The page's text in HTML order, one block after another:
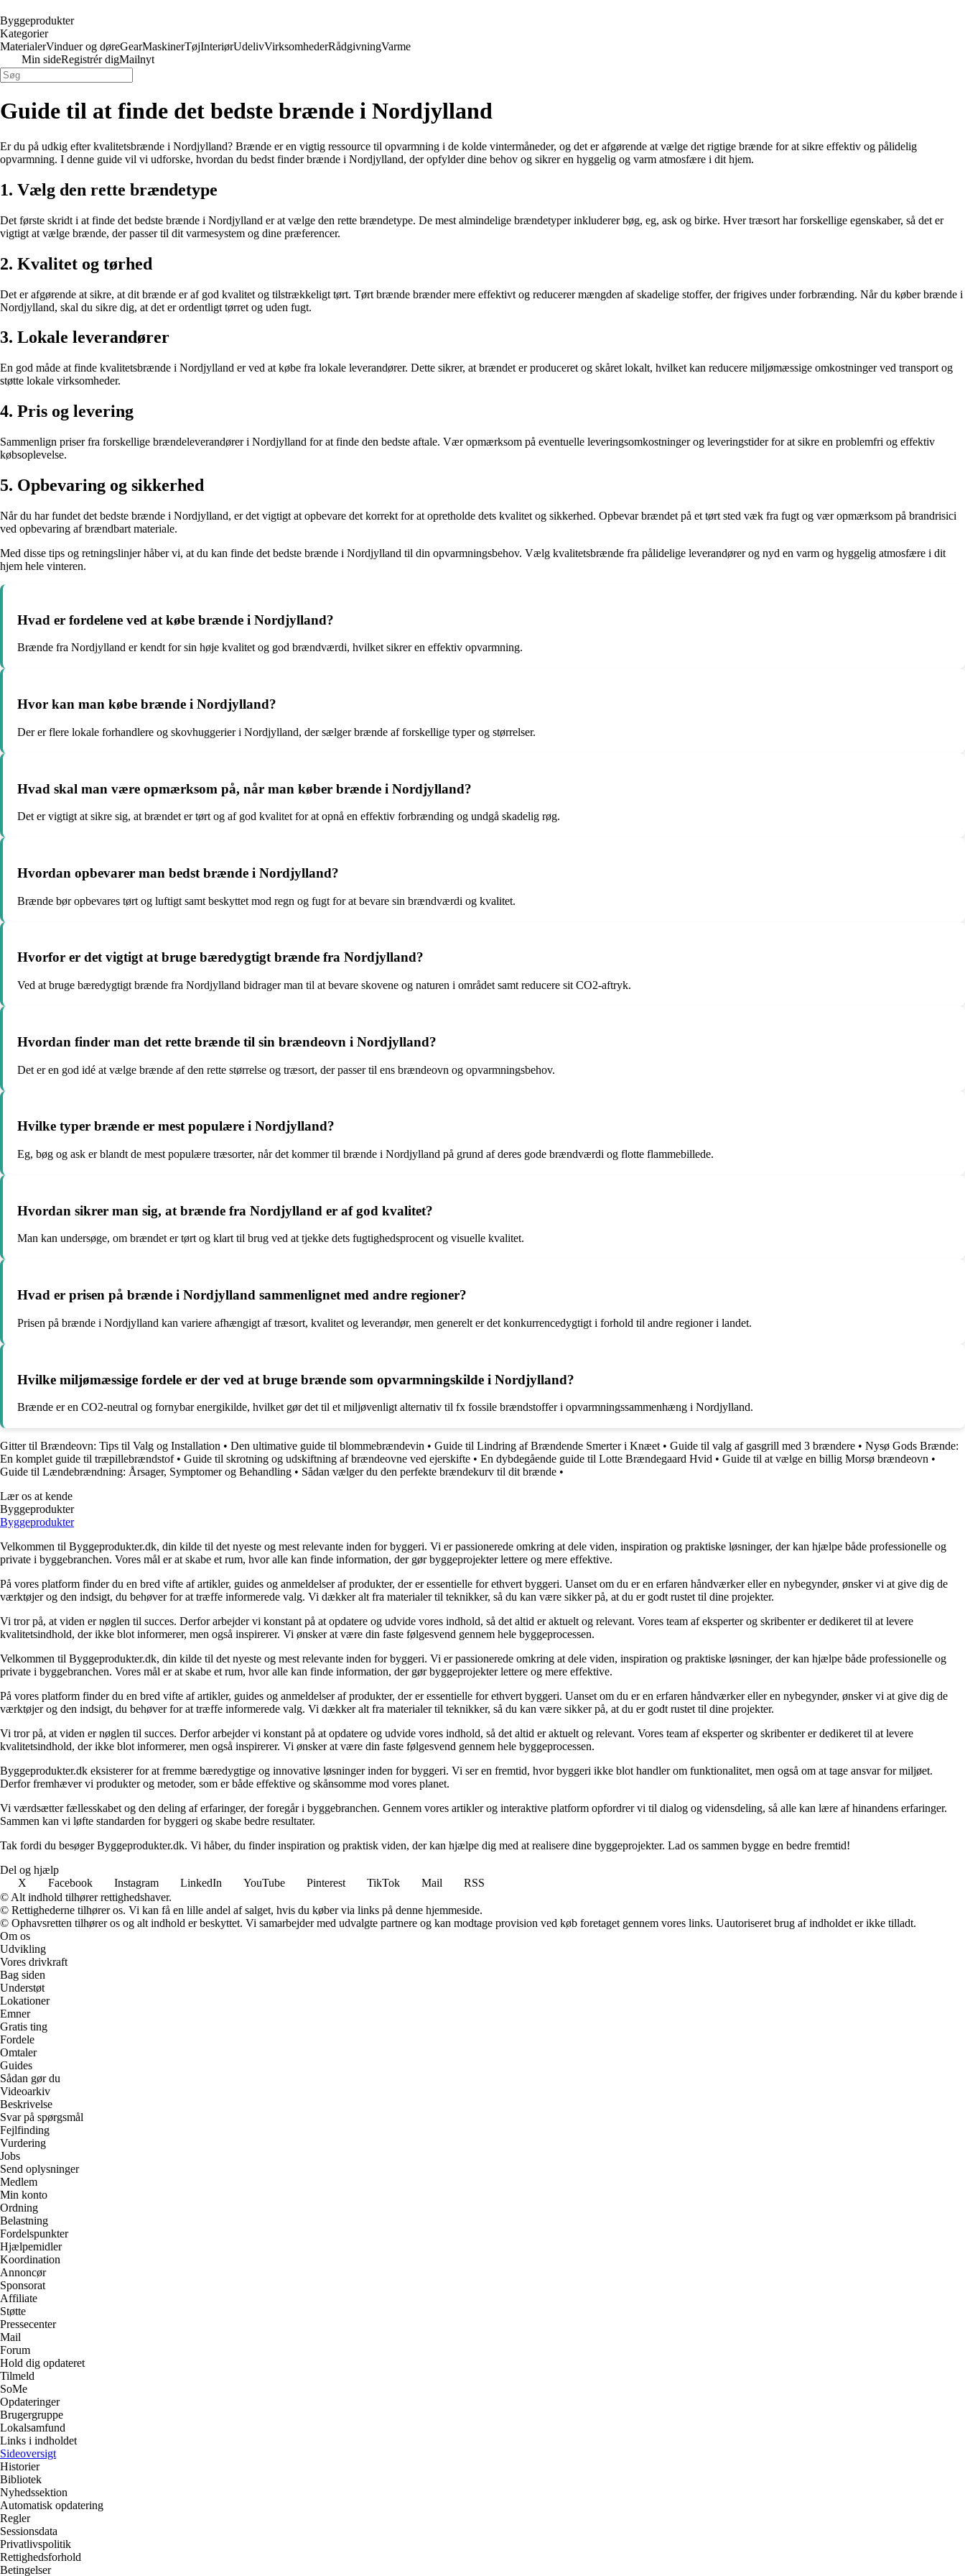
Byggeprodukter
Kategorier
MaterialerVinduer og døreGearMaskinerTøjInteriørUdelivVirksomhederRådgivningVarme
Min sideRegistrér digMailnyt
Guide til at finde det bedste brænde i Nordjylland
Er du på udkig efter kvalitetsbrænde i Nordjylland? Brænde er en vigtig ressource til opvarmning i de kolde vintermåneder, og det er afgørende at vælge det rigtige brænde for at sikre effektiv og pålidelig
opvarmning. I denne guide vil vi udforske, hvordan du bedst finder brænde i Nordjylland, der opfylder dine behov og sikrer en hyggelig og varm atmosfære i dit hjem.
1. Vælg den rette brændetype
Det første skridt i at finde det bedste brænde i Nordjylland er at vælge den rette brændetype. De mest almindelige brændetyper inkluderer bøg, eg, ask og birke. Hver træsort har forskellige egenskaber, så det er
vigtigt at vælge brænde, der passer til dit varmesystem og dine præferencer.
2. Kvalitet og tørhed
Det er afgørende at sikre, at dit brænde er af god kvalitet og tilstrækkeligt tørt. Tørt brænde brænder mere effektivt og reducerer mængden af ​​skadelige stoffer, der frigives under forbrænding. Når du køber brænde i
Nordjylland, skal du sikre dig, at det er ordentligt tørret og uden fugt.
3. Lokale leverandører
En god måde at finde kvalitetsbrænde i Nordjylland er ved at købe fra lokale leverandører. Dette sikrer, at brændet er produceret og skåret lokalt, hvilket kan reducere miljømæssige omkostninger ved transport og
støtte lokale virksomheder.
4. Pris og levering
Sammenlign priser fra forskellige brændeleverandører i Nordjylland for at finde den bedste aftale. Vær opmærksom på eventuelle leveringsomkostninger og leveringstider for at sikre en problemfri og effektiv
købsoplevelse.
5. Opbevaring og sikkerhed
Når du har fundet det bedste brænde i Nordjylland, er det vigtigt at opbevare det korrekt for at opretholde dets kvalitet og sikkerhed. Opbevar brændet på et tørt sted væk fra fugt og vær opmærksom på brandrisici
ved opbevaring af brændbart materiale.
Med disse tips og retningslinjer håber vi, at du kan finde det bedste brænde i Nordjylland til din opvarmningsbehov. Vælg kvalitetsbrænde fra pålidelige leverandører og nyd en varm og hyggelig atmosfære i dit
hjem hele vinteren.
Hvad er fordelene ved at købe brænde i Nordjylland?
Brænde fra Nordjylland er kendt for sin høje kvalitet og god brændværdi, hvilket sikrer en effektiv opvarmning.
Hvor kan man købe brænde i Nordjylland?
Der er flere lokale forhandlere og skovhuggerier i Nordjylland, der sælger brænde af forskellige typer og størrelser.
Hvad skal man være opmærksom på, når man køber brænde i Nordjylland?
Det er vigtigt at sikre sig, at brændet er tørt og af god kvalitet for at opnå en effektiv forbrænding og undgå skadelig røg.
Hvordan opbevarer man bedst brænde i Nordjylland?
Brænde bør opbevares tørt og luftigt samt beskyttet mod regn og fugt for at bevare sin brændværdi og kvalitet.
Hvorfor er det vigtigt at bruge bæredygtigt brænde fra Nordjylland?
Ved at bruge bæredygtigt brænde fra Nordjylland bidrager man til at bevare skovene og naturen i området samt reducere sit CO2-aftryk.
Hvordan finder man det rette brænde til sin brændeovn i Nordjylland?
Det er en god idé at vælge brænde af den rette størrelse og træsort, der passer til ens brændeovn og opvarmningsbehov.
Hvilke typer brænde er mest populære i Nordjylland?
Eg, bøg og ask er blandt de mest populære træsorter, når det kommer til brænde i Nordjylland på grund af deres gode brændværdi og flotte flammebillede.
Hvordan sikrer man sig, at brænde fra Nordjylland er af god kvalitet?
Man kan undersøge, om brændet er tørt og klart til brug ved at tjekke dets fugtighedsprocent og visuelle kvalitet.
Hvad er prisen på brænde i Nordjylland sammenlignet med andre regioner?
Prisen på brænde i Nordjylland kan variere afhængigt af træsort, kvalitet og leverandør, men generelt er det konkurrencedygtigt i forhold til andre regioner i landet.
Hvilke miljømæssige fordele er der ved at bruge brænde som opvarmningskilde i Nordjylland?
Brænde er en CO2-neutral og fornybar energikilde, hvilket gør det til et miljøvenligt alternativ til fx fossile brændstoffer i opvarmningssammenhæng i Nordjylland.
Gitter til Brændeovn: Tips til Valg og Installation • Den ultimative guide til blommebrændevin • Guide til Lindring af Brændende Smerter i Knæet • Guide til valg af gasgrill med 3 brændere • Nysø Gods Brænde:
En komplet guide til træpillebrændstof• Guide til skrotning og udskiftning af brændeovne ved ejerskifte • En dybdegående guide til Lotte Brændegaard Hvid • Guide til at vælge en billig Morsø brændeovn •
Guide til Lændebrændning: Årsager, Symptomer og Behandling • Sådan vælger du den perfekte brændekurv til dit brænde •
Lær os at kende
Byggeprodukter
Byggeprodukter
Velkommen til Byggeprodukter.dk, din kilde til det nyeste og mest relevante inden for byggeri. Vi er passionerede omkring at dele viden, inspiration og praktiske løsninger, der kan hjælpe både professionelle og
private i byggebranchen. Vores mål er at skabe et rum, hvor alle kan finde information, der gør byggeprojekter lettere og mere effektive.
På vores platform finder du en bred vifte af artikler, guides og anmeldelser af produkter, der er essentielle for ethvert byggeri. Uanset om du er en erfaren håndværker eller en nybegynder, ønsker vi at give dig de
værktøjer og den indsigt, du behøver for at træffe informerede valg. Vi dækker alt fra materialer til teknikker, så du kan være sikker på, at du er godt rustet til dine projekter.
Vi tror på, at viden er nøglen til succes. Derfor arbejder vi konstant på at opdatere og udvide vores indhold, så det altid er aktuelt og relevant. Vores team af eksperter og skribenter er dedikeret til at levere
kvalitetsindhold, der ikke blot informerer, men også inspirerer. Vi ønsker at være din faste følgesvend gennem hele byggeprocessen.
Velkommen til Byggeprodukter.dk, din kilde til det nyeste og mest relevante inden for byggeri. Vi er passionerede omkring at dele viden, inspiration og praktiske løsninger, der kan hjælpe både professionelle og
private i byggebranchen. Vores mål er at skabe et rum, hvor alle kan finde information, der gør byggeprojekter lettere og mere effektive.
På vores platform finder du en bred vifte af artikler, guides og anmeldelser af produkter, der er essentielle for ethvert byggeri. Uanset om du er en erfaren håndværker eller en nybegynder, ønsker vi at give dig de
værktøjer og den indsigt, du behøver for at træffe informerede valg. Vi dækker alt fra materialer til teknikker, så du kan være sikker på, at du er godt rustet til dine projekter.
Vi tror på, at viden er nøglen til succes. Derfor arbejder vi konstant på at opdatere og udvide vores indhold, så det altid er aktuelt og relevant. Vores team af eksperter og skribenter er dedikeret til at levere
kvalitetsindhold, der ikke blot informerer, men også inspirerer. Vi ønsker at være din faste følgesvend gennem hele byggeprocessen.
Byggeprodukter.dk eksisterer for at fremme bæredygtige og innovative løsninger inden for byggeri. Vi ser en fremtid, hvor byggeri ikke blot handler om funktionalitet, men også om at tage ansvar for miljøet.
Derfor fremhæver vi produkter og metoder, som er både effektive og skånsomme mod vores planet.
Vi værdsætter fællesskabet og den deling af erfaringer, der foregår i byggebranchen. Gennem vores artikler og interaktive platform opfordrer vi til dialog og vidensdeling, så alle kan lære af hinandens erfaringer.
Sammen kan vi løfte standarden for byggeri og skabe bedre resultater.
Tak fordi du besøger Byggeprodukter.dk. Vi håber, du finder inspiration og praktisk viden, der kan hjælpe dig med at realisere dine byggeprojekter. Lad os sammen bygge en bedre fremtid!
Del og hjælp
X
Facebook Instagram LinkedIn YouTube Pinterest TikTok Mail
RSS
© Alt indhold tilhører rettighedshaver.
© Rettighederne tilhører os. Vi kan få en lille andel af salget, hvis du køber via links på denne hjemmeside.
© Ophavsretten tilhører os og alt indhold er beskyttet. Vi samarbejder med udvalgte partnere og kan modtage provision ved køb foretaget gennem vores links. Uautoriseret brug af indholdet er ikke tilladt.
Om os
Udvikling
Vores drivkraft
Bag siden
Understøt
Lokationer
Emner
Gratis ting
Fordele
Omtaler
Guides
Sådan gør du
Videoarkiv
Beskrivelse
Svar på spørgsmål
Fejlfinding
Vurdering
Jobs
Send oplysninger
Medlem
Min konto
Ordning
Belastning
Fordelspunkter
Hjælpemidler
Koordination
Annoncør
Sponsorat
Affiliate
Støtte
Pressecenter
Mail
Forum
Hold dig opdateret
Tilmeld
SoMe
Opdateringer
Brugergruppe
Lokalsamfund
Links i indholdet
Sideoversigt
Historier
Bibliotek
Nyhedssektion
Automatisk opdatering
Regler
Sessionsdata
Privatlivspolitik
Rettighedsforhold
Betingelser